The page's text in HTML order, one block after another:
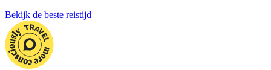
Bekijk de beste reistijd